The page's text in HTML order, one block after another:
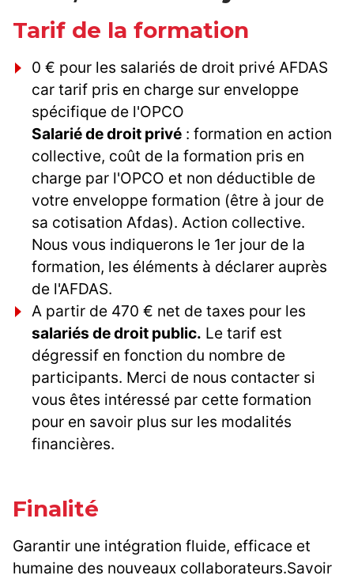
Tarif de la formation
0 € pour les salariés de droit privé AFDAS
car tarif pris en charge sur enveloppe
spécifique de l'OPCO
Salarié de droit privé : formation en action
collective, coût de la formation pris en
charge par l'OPCO et non déductible de
votre enveloppe formation (être à jour de
sa cotisation Afdas). Action collective.
Nous vous indiquerons le 1er jour de la
formation, les éléments à déclarer auprès
de l'AFDAS.
A partir de 470 € net de taxes pour les
salariés de droit public. Le tarif est
dégressif en fonction du nombre de
participants. Merci de nous contacter si
vous êtes intéressé par cette formation
pour en savoir plus sur les modalités
financières.
Finalité
Garantir une intégration fluide, efficace et
humaine des nouveaux collaborateurs.Savoir